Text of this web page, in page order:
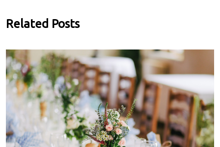
Related Posts